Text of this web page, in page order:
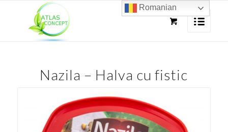
Nazila – Halva cu fistic
Romanian